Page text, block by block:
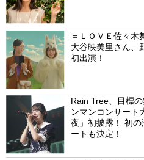
＝ＬＯＶＥ佐々木
大谷映美里さん、
初出演！
Rain Tree、目標
ンマンコンサート
夜」初披露！ 初
ートも決定！